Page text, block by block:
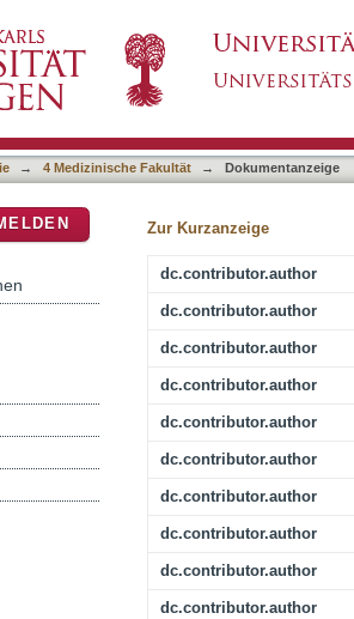
In Pediatric Patients With
→ 4 Medizinische Fakultät → Dokumentanzeige
Zur Kurzanzeige
dc.contributor.author
dc.contributor.author
dc.contributor.author
dc.contributor.author
dc.contributor.author
dc.contributor.author
dc.contributor.author
dc.contributor.author
dc.contributor.author
dc.contributor.author